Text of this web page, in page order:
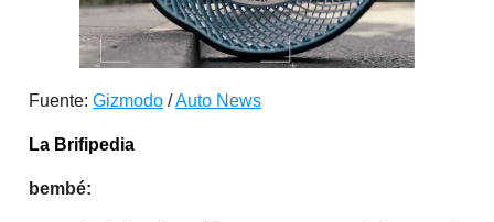
Fuente: Gizmodo /Auto News
La Brifipedia
bembé: